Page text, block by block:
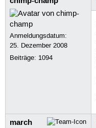
Anmeldungsdatum:
25. Dezember 2008
Beiträge: 1094
march